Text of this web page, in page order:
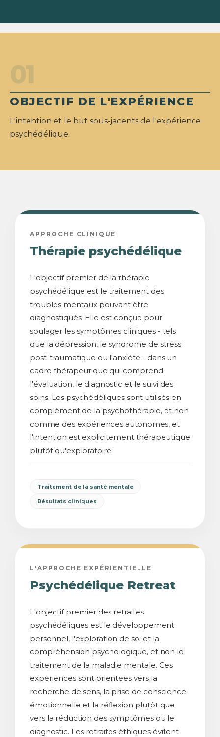
01
OBJECTIF DE L'EXPÉRIENCE
L'intention et le but sous-jacents de l'expérience
psychédélique.
APPROCHE CLINIQUE
Thérapie psychédélique
L'objectif premier de la thérapie
psychédélique est le traitement des
troubles mentaux pouvant être
diagnostiqués. Elle est conçue pour
soulager les symptômes cliniques - tels
que la dépression, le syndrome de stress
post-traumatique ou l'anxiété - dans un
cadre thérapeutique qui comprend
l'évaluation, le diagnostic et le suivi des
soins. Les psychédéliques sont utilisés en
complément de la psychothérapie, et non
comme des expériences autonomes, et
l'intention est explicitement thérapeutique
plutôt qu'exploratoire.
Traitement de la santé mentale
Résultats cliniques
L'APPROCHE EXPÉRIENTIELLE
Psychédélique Retreat
L'objectif premier des retraites
psychédéliques est le développement
personnel, l'exploration de soi et la
compréhension psychologique, et non le
traitement de la maladie mentale. Ces
expériences sont orientées vers la
recherche de sens, la prise de conscience
émotionnelle et la réflexion plutôt que
vers la réduction des symptômes ou le
diagnostic. Les retraites éthiques évitent